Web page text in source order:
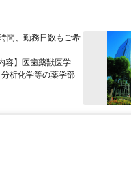
間、勤務日数もご希
容】医歯薬獣医学
析化学等の薬学部